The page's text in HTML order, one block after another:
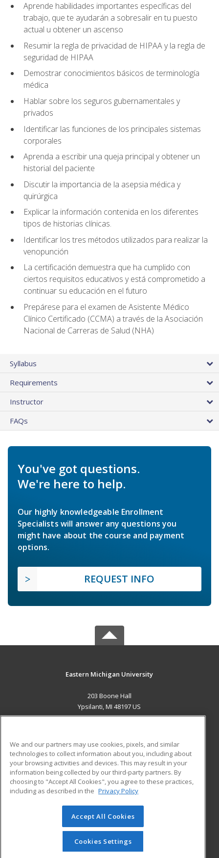
Aprende habilidades importantes específicas del
trabajo, que te ayudarán a sobresalir en tu puesto
actual u obtener un ascenso
Resumir la regla de privacidad de HIPAA y la regla de
seguridad de HIPAA
Demostrar conocimientos básicos de terminología
médica
Hablar sobre los seguros gubernamentales y
privados
Identificar las funciones de los principales sistemas
corporales
Aprenda a escribir una queja principal y obtener un
historial del paciente
Discutir la importancia de la asepsia médica y
quirúrgica
Explicar la información contenida en los diferentes
tipos de historias clínicas.
Identificar los tres métodos utilizados para realizar la
venopunción
La certificación demuestra que ha cumplido con
ciertos requisitos educativos y está comprometido a
continuar su educación en el futuro
Prepárese para el examen de Asistente Médico
Clínico Certificado (CCMA) a través de la Asociación
Nacional de Carreras de Salud (NHA)
Syllabus
Requirements
Instructor
FAQs
You've got questions.
We're here to help.
Our highly knowledgeable Enrollment
Specialists will answer any questions you
might have about the course and payment
options.
REQUEST INFO
Eastern Michigan University
203 Boone Hall
Ypsilanti, MI 48197 US
ADDITIONAL RESOURCES
Military
Financial Assistance
Help
Student Blog
© 2026 ed2go, a division of Cengage Learning. All rights
reserved. The material on this site cannot be reproduced or
redistributed unless you have obtained prior written
permission from Cengage Learning.Privacy Policy
We and our partners may use cookies, pixels, and similar
technologies to collect information about you, including about
your browsing activities and devices. This may result in your
information being collected by our third-party partners. By
choosing to "Accept All Cookies", you agree to these practices,
including as described in the Privacy Policy
Accept All Cookies
Cookies Settings